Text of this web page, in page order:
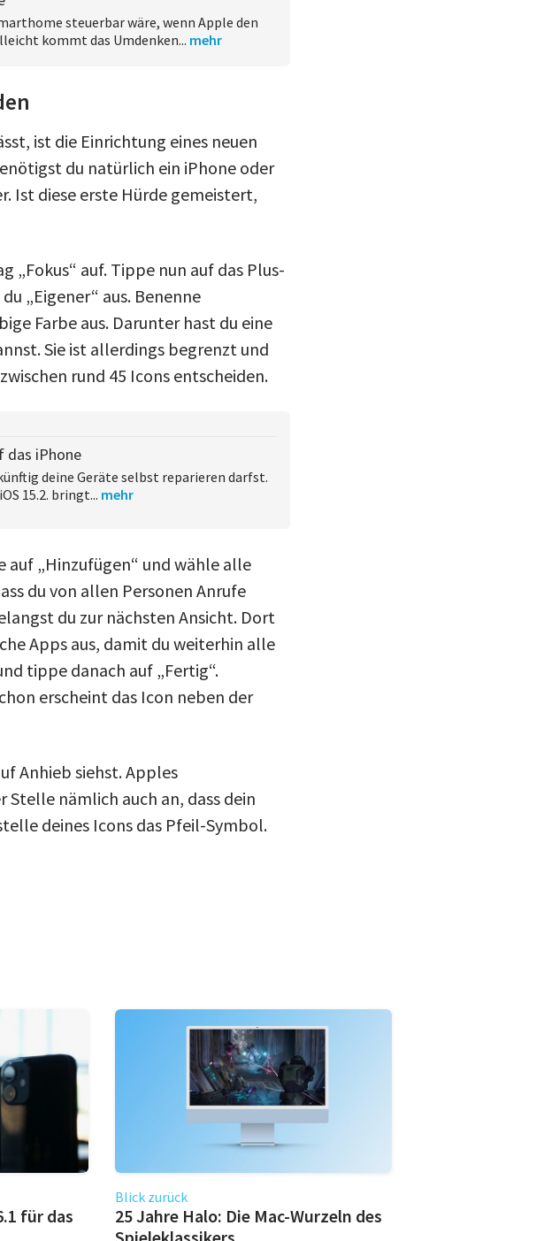
steuerbar wäre, wenn Apple den
kommt das Umdenken... mehr
ist die Einrichtung eines neuen
du natürlich ein iPhone oder
Ist diese erste Hürde gemeistert,
„Fokus“ auf. Tippe nun auf das Plus-
„Eigener“ aus. Benenne
Farbe aus. Darunter hast du eine
Sie ist allerdings begrenzt und
rund 45 Icons entscheiden.
das iPhone
deine Geräte selbst reparieren darfst.
15.2. bringt... mehr
auf „Hinzufügen“ und wähle alle
du von allen Personen Anrufe
du zur nächsten Ansicht. Dort
Apps aus, damit du weiterhin alle
tippe danach auf „Fertig“.
erscheint das Icon neben der
Anhieb siehst. Apples
nämlich auch an, dass dein
deines Icons das Pfeil-Symbol.
für das
Blick zurück
25 Jahre Halo: Die Mac-Wurzeln des